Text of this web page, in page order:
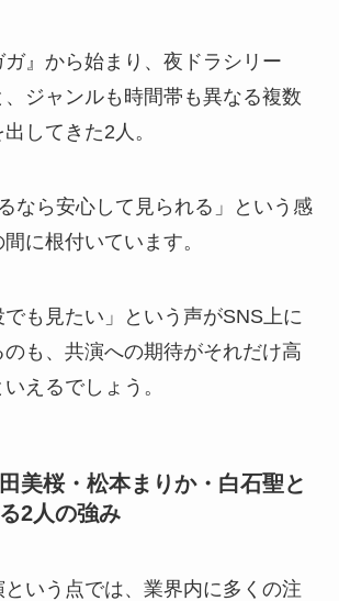
ガ』から始まり、夜ドラシリー
ジャンルも時間帯も異なる複数
してきた2人。
なら安心して見られる」という感
に根付いています。
でも見たい」という声がSNS上に
も、共演への期待がそれだけ高
えるでしょう。
美桜・松本まりか・白石聖と
2人の強み
いう点では、業界内に多くの注